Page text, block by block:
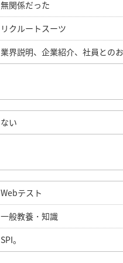
無関係だった
リクルートスーツ
業界説明、企業紹介、社員との
ない
Webテスト
一般教養・知識
SPI。